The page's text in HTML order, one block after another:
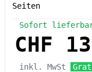
Seiten
Sofort
CHF
inkl. MwSt